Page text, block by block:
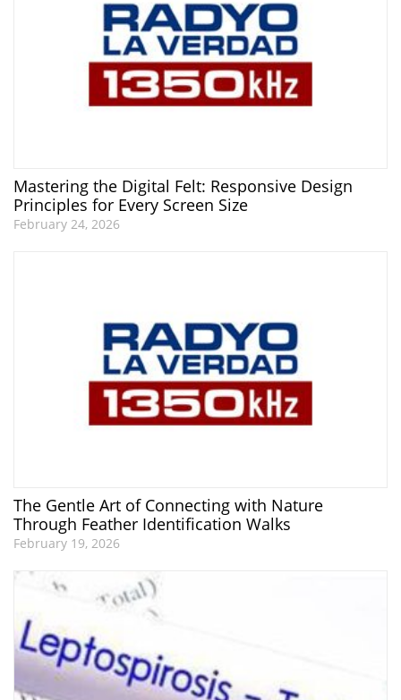
Mastering the Digital Felt: Responsive Design
Principles for Every Screen Size
February 24, 2026
The Gentle Art of Connecting with Nature
Through Feather Identification Walks
February 19, 2026